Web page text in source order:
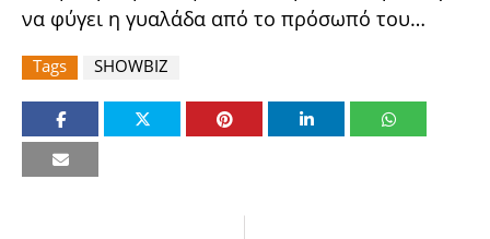
να φύγει η γυαλάδα από το πρόσωπό του…
Tags SHOWBIZ